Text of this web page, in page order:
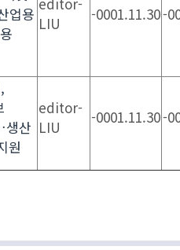
업용 LIU
-0001.11.30-
생산
원
editor-
LIU
-0001.11.30-